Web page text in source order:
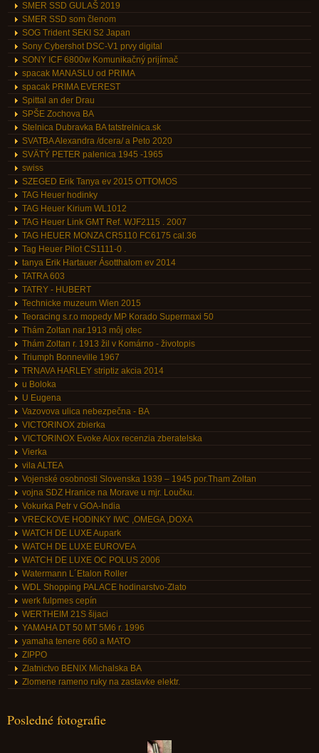
SMER SSD GULAŠ 2019
SMER SSD som členom
SOG Trident SEKI S2 Japan
Sony Cybershot DSC-V1 prvy digital
SONY ICF 6800w Komunikačný prijímač
spacak MANASLU od PRIMA
spacak PRIMA EVEREST
Spittal an der Drau
SPŠE Zochova BA
Stelnica Dubravka BA tatstrelnica.sk
SVATBA Alexandra /dcera/ a Peto 2020
SVÄTÝ PETER palenica 1945 -1965
swiss
SZEGED Erik Tanya ev 2015 OTTOMOS
TAG Heuer hodinky
TAG Heuer Kirium WL1012
TAG Heuer Link GMT Ref. WJF2115 . 2007
TAG HEUER MONZA CR5110 FC6175 cal.36
Tag Heuer Pilot CS1111-0 .
tanya Erik Hartauer Ásotthalom ev 2014
TATRA 603
TATRY - HUBERT
Technicke muzeum Wien 2015
Teoracing s.r.o mopedy MP Korado Supermaxi 50
Thám Zoltan nar.1913 môj otec
Thám Zoltan r. 1913 žil v Komárno - životopis
Triumph Bonneville 1967
TRNAVA HARLEY striptiz akcia 2014
u Boloka
U Eugena
Vazovova ulica nebezpečna - BA
VICTORINOX zbierka
VICTORINOX Evoke Alox recenzia zberatelska
Vierka
vila ALTEA
Vojenské osobnosti Slovenska 1939 – 1945 por.Tham Zoltan
vojna SDZ Hranice na Morave u mjr. Loučku.
Vokurka Petr v GOA-India
VRECKOVE HODINKY IWC ,OMEGA ,DOXA
WATCH DE LUXE Aupark
WATCH DE LUXE EUROVEA
WATCH DE LUXE OC POLUS 2006
Watermann L´Etalon Roller
WDL Shopping PALACE hodinarstvo-Zlato
werk fulpmes cepín
WERTHEIM 21S šijaci
YAMAHA DT 50 MT 5M6 r. 1996
yamaha tenere 660 a MATO
ZIPPO
Zlatnictvo BENIX Michalska BA
Zlomene rameno ruky na zastavke elektr.
Posledné fotografie